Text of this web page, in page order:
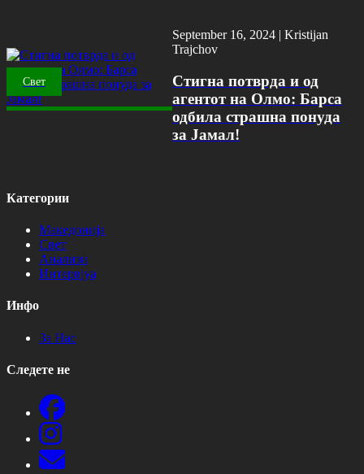
Свет
September 16, 2024 | Kristijan
Trajchov
Стигна потврда и од
агентот на Олмо: Барса
одбила страшна понуда
за Јамал!
Категории
Македонија
Свет
Анализи
Интервјуа
Инфо
За Нас
Следете не